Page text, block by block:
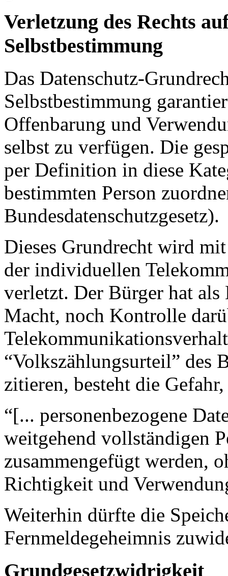
Verletzung des Rechts
Selbstbestimmung
Das Datenschutz-
Selbstbestimmung
Offenbarung und
selbst zu verfügen. Die
per Definition in diese
bestimmten Person
Bundesdatenschutzgesetz).
Dieses Grundrecht wird
der individuellen
verletzt. Der Bürger hat
Macht, noch Kontrolle
“Volkszählungsurteil” des
zitieren, besteht die Gefahr,
“[... personenbezogene
weitgehend vollständigen
zusammengefügt werden,
Richtigkeit und
Weiterhin dürfte die
Fernmeldegeheimnis
Grundgesetzwidrigkeit